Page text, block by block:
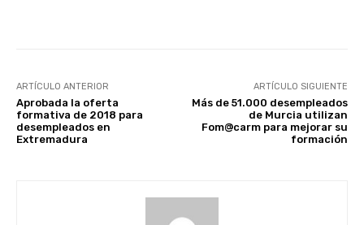
ARTÍCULO ANTERIOR
Aprobada la oferta
formativa de 2018 para
desempleados en
Extremadura
ARTÍCULO SIGUIENTE
Más de 51.000 desempleados
de Murcia utilizan
Fom@carm para mejorar su
formación